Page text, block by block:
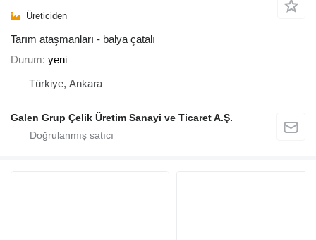
Üreticiden
Tarım ataşmanları - balya çatalı
Durum yeni
Türkiye, Ankara
Galen Grup Çelik Üretim Sanayi ve Ticaret A.Ş.